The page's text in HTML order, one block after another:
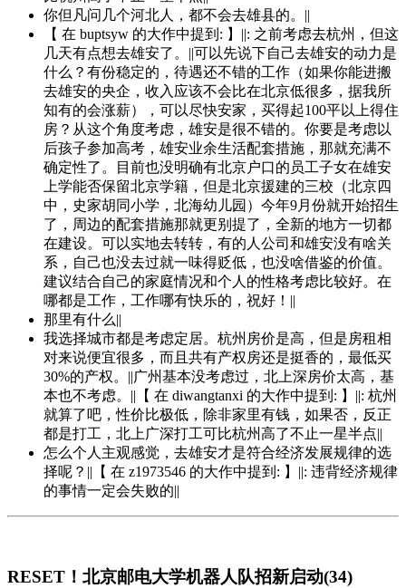
你但凡问几个河北人，都不会去雄县的。||
【 在 buptsyw 的大作中提到: 】||: 之前考虑去杭州，但这
几天有点想去雄安了。||可以先说下自己去雄安的动力是
什么？有份稳定的，待遇还不错的工作（如果你能进搬
去雄安的央企，收入应该不会比在北京低很多，据我所
知有的会涨薪），可以尽快安家，买得起100平以上得住
房？从这个角度考虑，雄安是很不错的。你要是考虑以
后孩子参加高考，雄安业余生活配套措施，那就充满不
确定性了。目前也没明确有北京户口的员工子女在雄安
上学能否保留北京学籍，但是北京援建的三校（北京四
中，史家胡同小学，北海幼儿园）今年9月份就开始招生
了，周边的配套措施那就更别提了，全新的地方一切都
在建设。可以实地去转转，有的人公司和雄安没有啥关
系，自己也没去过就一味得贬低，也没啥借鉴的价值。
建议结合自己的家庭情况和个人的性格考虑比较好。在
哪都是工作，工作哪有快乐的，祝好！||
那里有什么||
我选择城市都是考虑定居。杭州房价是高，但是房租相
对来说便宜很多，而且共有产权房还是挺香的，最低买
30%的产权。||广州基本没考虑过，北上深房价太高，基
本也不考虑。||【 在 diwangtanxi 的大作中提到: 】||: 杭州
就算了吧，性价比极低，除非家里有钱，如果否，反正
都是打工，北上广深打工可比杭州高了不止一星半点||
怎么个人主观感觉，去雄安才是符合经济发展规律的选
择呢？||【 在 z1973546 的大作中提到: 】||: 违背经济规律
的事情一定会失败的||
RESET！北京邮电大学机器人队招新启动(34)